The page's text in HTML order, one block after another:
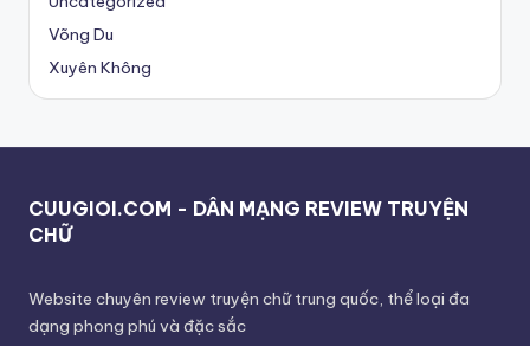
Võng Du
Xuyên Không
CUUGIOI.COM - DÂN MẠNG REVIEW TRUYỆN
CHỮ
Website chuyên review truyện chữ trung quốc, thể loại đa
dạng phong phú và đặc sắc